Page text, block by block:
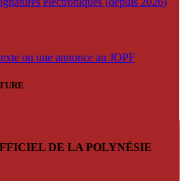
ou une annonce au JOPF
DE LA POLYNÉSIE